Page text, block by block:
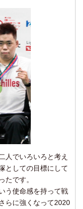
人でいろいろと考え
としての目標にして
たです。
う使命感を持って戦
らに強くなって2020